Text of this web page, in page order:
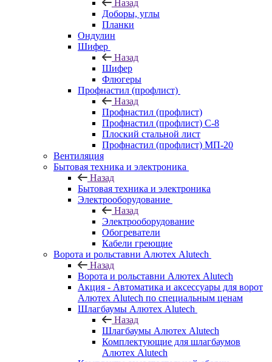
Назад
Доборы, углы
Планки
Ондулин
Шифер
Назад
Шифер
Флюгеры
Профнастил (профлист)
Назад
Профнастил (профлист)
Профнастил (профлист) С-8
Плоский стальной лист
Профнастил (профлист) МП-20
Вентиляция
Бытовая техника и электроника
Назад
Бытовая техника и электроника
Электрооборудование
Назад
Электрооборудование
Обогреватели
Кабели греющие
Ворота и рольставни Алютех Alutech
Назад
Ворота и рольставни Алютех Alutech
Акция - Автоматика и аксессуары для ворот
Алютех Alutech по специальным ценам
Шлагбаумы Алютех Alutech
Назад
Шлагбаумы Алютех Alutech
Комплектующие для шлагбаумов
Алютех Alutech